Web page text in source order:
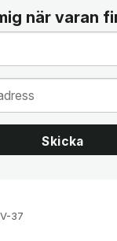
när varan
Skicka
37